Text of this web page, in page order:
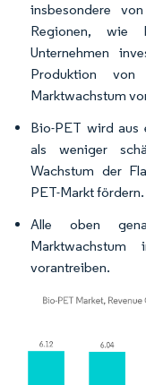
insbesondere
Regionen, wie
Unternehmen
Produktion
Marktwachstum
Bio-PET wird aus
als weniger
Wachstum der
PET-Markt fördern.
Alle oben
Marktwachstum
vorantreiben.